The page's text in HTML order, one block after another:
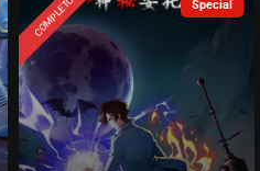
COMPLETO